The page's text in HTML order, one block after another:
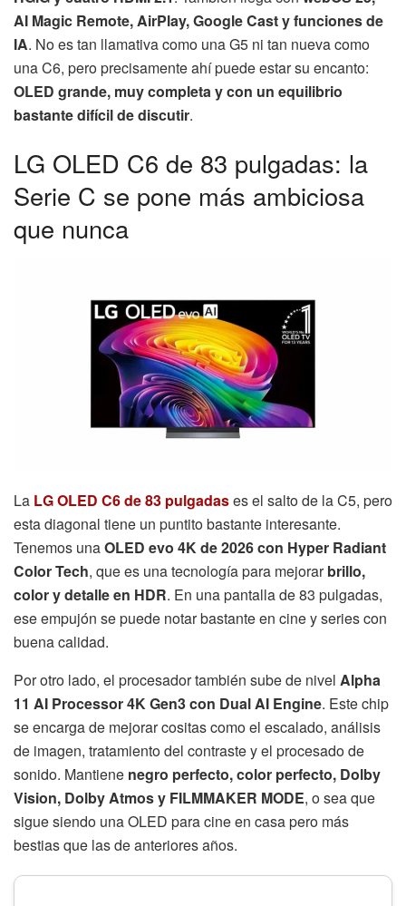
AI Magic Remote, AirPlay, Google Cast y funciones de
IA. No es tan llamativa como una G5 ni tan nueva como
una C6, pero precisamente ahí puede estar su encanto:
OLED grande, muy completa y con un equilibrio
bastante difícil de discutir.
LG OLED C6 de 83 pulgadas: la
Serie C se pone más ambiciosa
que nunca
La LG OLED C6 de 83 pulgadases el salto de la C5, pero
esta diagonal tiene un puntito bastante interesante.
Tenemos unaOLED evo 4K de 2026 con Hyper Radiant
Color Tech, que es una tecnología para mejorarbrillo,
color y detalle en HDR. En una pantalla de 83 pulgadas,
ese empujón se puede notar bastante en cine y series con
buena calidad.
Por otro lado, el procesador también sube de nivel Alpha
11 AI Processor 4K Gen3 con Dual AI Engine. Este chip
se encarga de mejorar cositas como el escalado, análisis
de imagen, tratamiento del contraste y el procesado de
sonido. Mantiene negro perfecto, color perfecto, Dolby
Vision, Dolby Atmos y FILMMAKER MODE, o sea que
sigue siendo una OLED para cine en casa pero más
bestias que las de anteriores años.